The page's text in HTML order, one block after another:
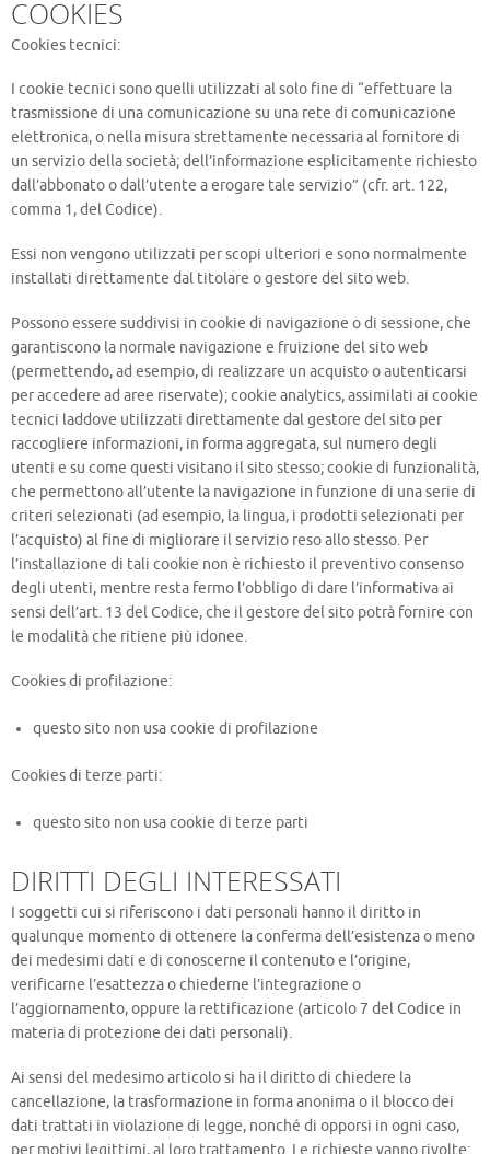
COOKIES
Cookies tecnici:
I cookie tecnici sono quelli utilizzati al solo fine di “effettuare la
trasmissione di una comunicazione su una rete di comunicazione
elettronica, o nella misura strettamente necessaria al fornitore di
un servizio della società; dell’informazione esplicitamente richiesto
dall’abbonato o dall’utente a erogare tale servizio” (cfr. art. 122,
comma 1, del Codice).
Essi non vengono utilizzati per scopi ulteriori e sono normalmente
installati direttamente dal titolare o gestore del sito web.
Possono essere suddivisi in cookie di navigazione o di sessione, che
garantiscono la normale navigazione e fruizione del sito web
(permettendo, ad esempio, di realizzare un acquisto o autenticarsi
per accedere ad aree riservate); cookie analytics, assimilati ai cookie
tecnici laddove utilizzati direttamente dal gestore del sito per
raccogliere informazioni, in forma aggregata, sul numero degli
utenti e su come questi visitano il sito stesso; cookie di funzionalità,
che permettono all’utente la navigazione in funzione di una serie di
criteri selezionati (ad esempio, la lingua, i prodotti selezionati per
l’acquisto) al fine di migliorare il servizio reso allo stesso. Per
l’installazione di tali cookie non è richiesto il preventivo consenso
degli utenti, mentre resta fermo l’obbligo di dare l’informativa ai
sensi dell’art. 13 del Codice, che il gestore del sito potrà fornire con
le modalità che ritiene più idonee.
Cookies di profilazione:
questo sito non usa cookie di profilazione
Cookies di terze parti:
questo sito non usa cookie di terze parti
DIRITTI DEGLI INTERESSATI
I soggetti cui si riferiscono i dati personali hanno il diritto in
qualunque momento di ottenere la conferma dell’esistenza o meno
dei medesimi dati e di conoscerne il contenuto e l’origine,
verificarne l’esattezza o chiederne l’integrazione o
l’aggiornamento, oppure la rettificazione (articolo 7 del Codice in
materia di protezione dei dati personali).
Ai sensi del medesimo articolo si ha il diritto di chiedere la
cancellazione, la trasformazione in forma anonima o il blocco dei
dati trattati in violazione di legge, nonché di opporsi in ogni caso,
per motivi legittimi, al loro trattamento. Le richieste vanno rivolte: